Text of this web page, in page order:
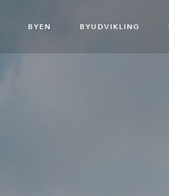
BYEN BYUDVIKLING